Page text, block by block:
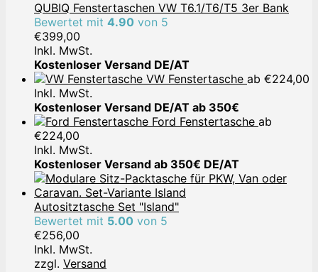
QUBIQ Fenstertaschen VW T6.1/T6/T5 3er Bank
Bewertet mit 4.90 von 5
€399,00
Inkl. MwSt.
Kostenloser Versand DE/AT
VW Fenstertasche ab €224,00
Inkl. MwSt.
Kostenloser Versand DE/AT ab 350€
Ford Fenstertasche ab
€224,00
Inkl. MwSt.
Kostenloser Versand ab 350€ DE/AT
Autositztasche Set "Island"
Bewertet mit 5.00 von 5
€256,00
Inkl. MwSt.
zzgl. Versand